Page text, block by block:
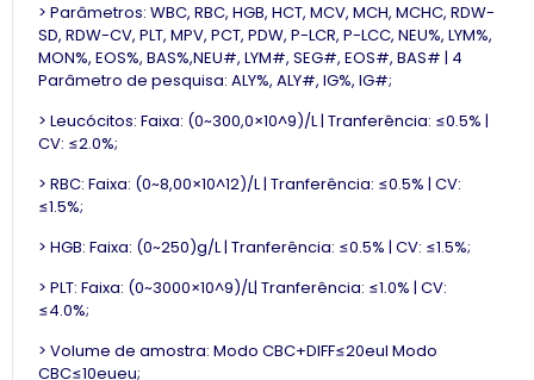
> Parâmetros: WBC, RBC, HGB, HCT, MCV, MCH, MCHC, RDW-
SD, RDW-CV, PLT, MPV, PCT, PDW, P-LCR, P-LCC, NEU%, LYM%,
MON%, EOS%, BAS%,NEU#, LYM#, SEG#, EOS#, BAS# | 4
Parâmetro de pesquisa: ALY%, ALY#, IG%, IG#;
> Leucócitos: Faixa: (0~300,0×10^9)/L | Tranferência: ≤0.5% |
CV: ≤2.0%;
> RBC: Faixa: (0~8,00×10^12)/L | Tranferência: ≤0.5% | CV:
≤1.5%;
> HGB: Faixa: (0~250)g/L | Tranferência: ≤0.5% | CV: ≤1.5%;
> PLT: Faixa: (0~3000×10^9)/L| Tranferência: ≤1.0% | CV:
≤4.0%;
> Volume de amostra: Modo CBC+DIFF≤20eul Modo
CBC≤10eueu;